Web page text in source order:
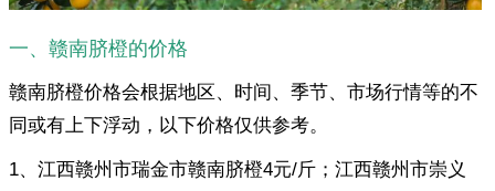
一、赣南脐橙的价格
赣南脐橙价格会根据地区、时间、季节、市场行情等的不
同或有上下浮动，以下价格仅供参考。
1、江西赣州市瑞金市赣南脐橙4元/斤；江西赣州市崇义